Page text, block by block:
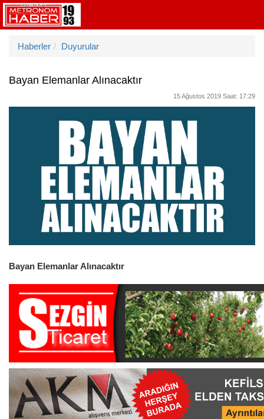
Haberler Duyurular
Bayan Elemanlar Alınacaktır
15 Ağustos 2019 Saat: 17:29
Bayan Elemanlar Alınacaktır